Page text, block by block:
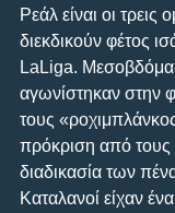
Ρεάλ είναι οι τρεις
διεκδικούν φέτος
LaLiga.
αγωνίστηκαν στην
τους
πρόκριση από τους
διαδικασία των
Καταλανοί είχαν